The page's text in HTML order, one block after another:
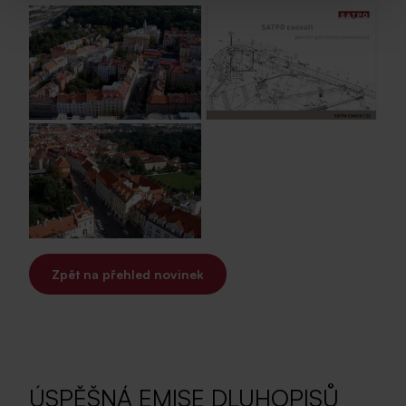
Zpět na přehled novinek
ÚSPĚŠNÁ EMISE DLUHOPISŮ